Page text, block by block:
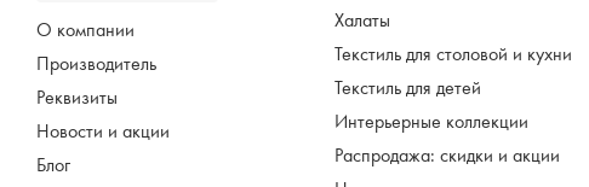
О компании
Производитель
Реквизиты
Новости и акции
Блог
Халаты
Текстиль для столовой и кухни
Текстиль для детей
Интерьерные коллекции
Распродажа: скидки и акции